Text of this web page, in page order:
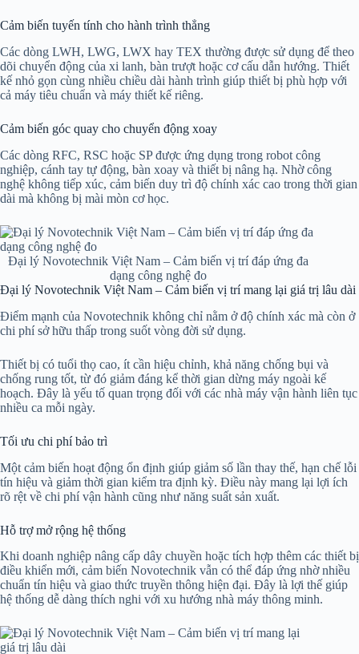
Cảm biến tuyến tính cho hành trình thẳng
Các dòng LWH, LWG, LWX hay TEX thường được sử dụng để theo
dõi chuyển động của xi lanh, bàn trượt hoặc cơ cấu dẫn hướng. Thiết
kế nhỏ gọn cùng nhiều chiều dài hành trình giúp thiết bị phù hợp với
cả máy tiêu chuẩn và máy thiết kế riêng.
Cảm biến góc quay cho chuyển động xoay
Các dòng RFC, RSC hoặc SP được ứng dụng trong robot công
nghiệp, cánh tay tự động, bàn xoay và thiết bị nâng hạ. Nhờ công
nghệ không tiếp xúc, cảm biến duy trì độ chính xác cao trong thời gian
dài mà không bị mài mòn cơ học.
Đại lý Novotechnik Việt Nam – Cảm biến vị trí đáp ứng đa
dạng công nghệ đo
Đại lý Novotechnik Việt Nam – Cảm biến vị trí mang lại giá trị lâu dài
Điểm mạnh của Novotechnik không chỉ nằm ở độ chính xác mà còn ở
chi phí sở hữu thấp trong suốt vòng đời sử dụng.
Thiết bị có tuổi thọ cao, ít cần hiệu chỉnh, khả năng chống bụi và
chống rung tốt, từ đó giảm đáng kể thời gian dừng máy ngoài kế
hoạch. Đây là yếu tố quan trọng đối với các nhà máy vận hành liên tục
nhiều ca mỗi ngày.
Tối ưu chi phí bảo trì
Một cảm biến hoạt động ổn định giúp giảm số lần thay thế, hạn chế lỗi
tín hiệu và giảm thời gian kiểm tra định kỳ. Điều này mang lại lợi ích
rõ rệt về chi phí vận hành cũng như năng suất sản xuất.
Hỗ trợ mở rộng hệ thống
Khi doanh nghiệp nâng cấp dây chuyền hoặc tích hợp thêm các thiết bị
điều khiển mới, cảm biến Novotechnik vẫn có thể đáp ứng nhờ nhiều
chuẩn tín hiệu và giao thức truyền thông hiện đại. Đây là lợi thế giúp
hệ thống dễ dàng thích nghi với xu hướng nhà máy thông minh.